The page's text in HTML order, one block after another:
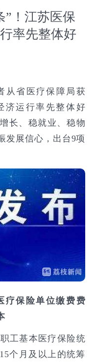
”！江苏医保
率先整体好
省医疗保障局获
济运行率先整体好
长、稳就业、稳物
发展信心，出台9项
保险单位缴费费
工基本医疗保险统
个月及以上的统筹